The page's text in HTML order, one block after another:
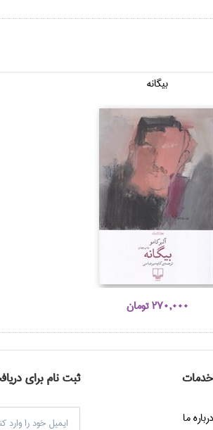
بيگانه
270,000 تومان
خدمات
درباره ما
ثبت نام برای